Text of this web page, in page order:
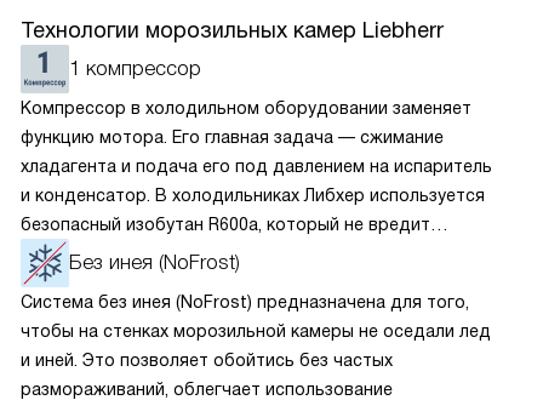
Технологии морозильных камер Liebherr
1 компрессор
Компрессор в холодильном оборудовании заменяет
функцию мотора. Его главная задача — сжимание
хладагента и подача его под давлением на испаритель
и конденсатор. В холодильниках Либхер используется
безопасный изобутан R600a, который не вредит
окружающей среде. Компрессор перегоняет его
по охладительному контуру по принципу насоса. Чем
лучше работает «мотор» прибора, тем качественнее
и быстрее происходит охлаждение, затрачивается
меньше электроэнергии.
Без инея (NoFrost)
Система без инея (NoFrost) предназначена для того,
чтобы на стенках морозильной камеры не оседали лед
и иней. Это позволяет обойтись без частых
размораживаний, облегчает использование